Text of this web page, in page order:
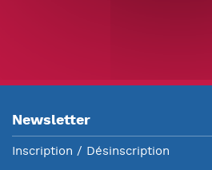
Newsletter
Inscription / Désinscription